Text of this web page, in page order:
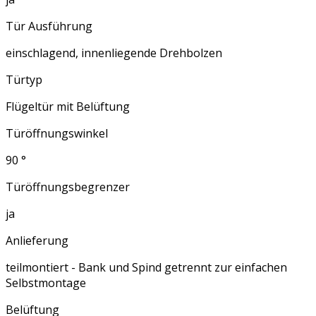
Tür Ausführung
einschlagend, innenliegende Drehbolzen
Türtyp
Flügeltür mit Belüftung
Türöffnungswinkel
90 °
Türöffnungsbegrenzer
ja
Anlieferung
teilmontiert - Bank und Spind getrennt zur einfachen
Selbstmontage
Belüftung